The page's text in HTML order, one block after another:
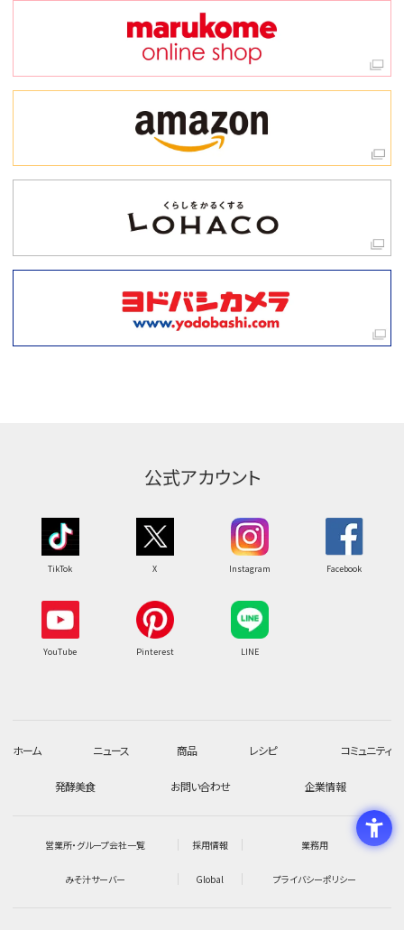
公式アカウント
TikTok X Instagram Facebook
YouTube Pinterest LINE
ホーム ニュース 商品 レシピ コミュニティ
発酵美食 お問い合わせ 企業情報
営業所・グループ会社一覧 採用情報 業務用
みそ汁サーバー Global プライバシーポリシー